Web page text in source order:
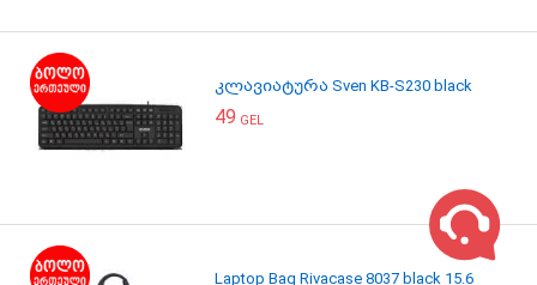
კლავიატურა Sven KB-S230 black
49 GEL
Laptop Bag Rivacase 8037 black 15.6